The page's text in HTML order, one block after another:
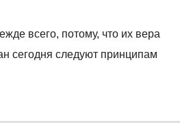
всего, потому, что их вера
сегодня следуют принципам